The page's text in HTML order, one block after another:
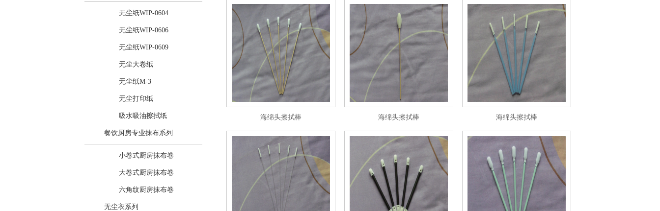
无尘纸WIP-0604
无尘纸WIP-0606
无尘纸WIP-0609
无尘大卷纸
无尘纸M-3
无尘打印纸
吸水吸油擦拭纸
餐饮厨房专业抹布系列
小卷式厨房抹布卷
大卷式厨房抹布卷
六角纹厨房抹布卷
无尘衣系列
海绵头擦拭棒 海绵头擦拭棒 海绵头擦拭棒